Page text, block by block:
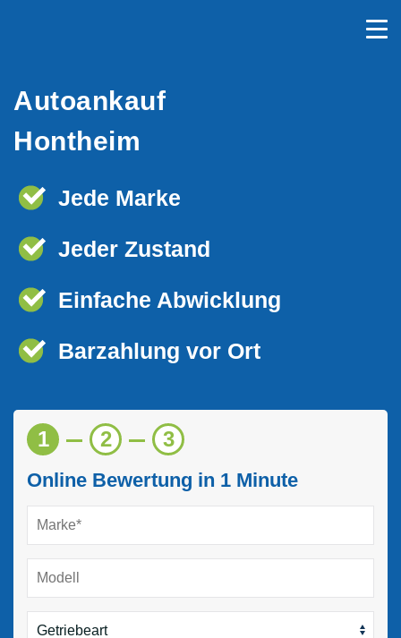
Autoankauf
Hontheim
Jede Marke
Jeder Zustand
Einfache Abwicklung
Barzahlung vor Ort
1 2 3
Online Bewertung in 1 Minute